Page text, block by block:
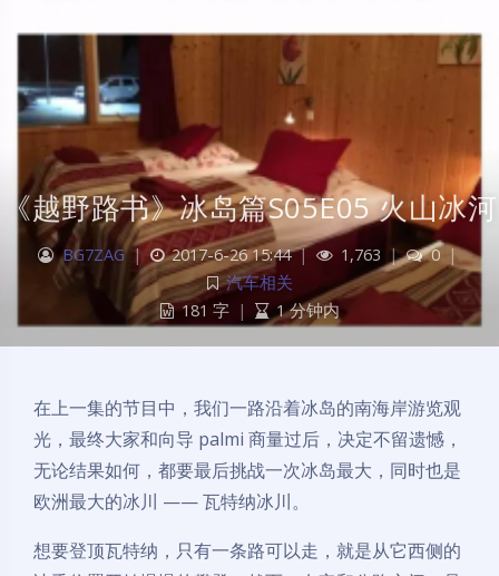
《越野路书》冰岛篇S05E05 火山冰河
BG7ZAG | 2017-6-26 15:44 | 1,763 | 0 |
汽车相关
181 字 | 1 分钟内
在上一集的节目中，我们一路沿着冰岛的南海岸游览观
光，最终大家和向导 palmi 商量过后，决定不留遗憾，
无论结果如何，都要最后挑战一次冰岛最大，同时也是
欧洲最大的冰川 —— 瓦特纳冰川。
想要登顶瓦特纳，只有一条路可以走，就是从它西侧的